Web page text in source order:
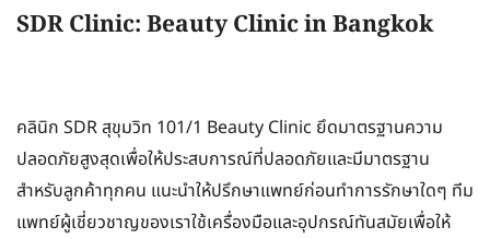
SDR Clinic: Beauty Clinic in Bangkok
คลินิก SDR สุขุมวิท 101/1 Beauty Clinic ยึดมาตรฐานความ
ปลอดภัยสูงสุดเพื่อให้ประสบการณ์ที่ปลอดภัยและมีมาตรฐาน
สำหรับลูกค้าทุกคน แนะนำให้ปรึกษาแพทย์ก่อนทำการรักษาใดๆ ทีม
แพทย์ผู้เชี่ยวชาญของเราใช้เครื่องมือและอุปกรณ์ทันสมัยเพื่อให้